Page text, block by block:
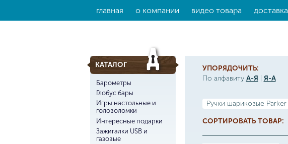
главная о компании видео товара доставка
КАТАЛОГ
Барометры
Глобус бары
Игры настольные и
головоломки
Интересные подарки
Зажигалки USB и
газовые
УПОРЯДОЧИТЬ:
По алфавиту А-Я Я-А
Ручки шариковые Parker
СОРТИРОВАТЬ ТОВАР: